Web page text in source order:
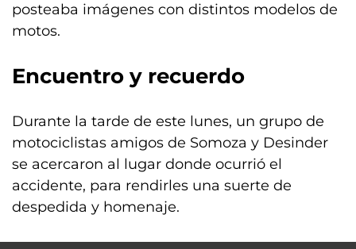
posteaba imágenes con distintos modelos de
motos.
Encuentro y recuerdo
Durante la tarde de este lunes, un grupo de
motociclistas amigos de Somoza y Desinder
se acercaron al lugar donde ocurrió el
accidente, para rendirles una suerte de
despedida y homenaje.